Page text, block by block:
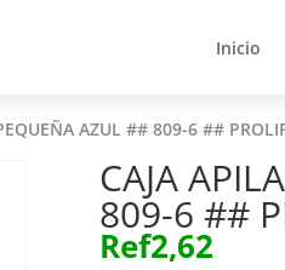
Inicio
Inicio
AZUL ## 809-6 ##
CAJA
809-6 ##
Ref2,62